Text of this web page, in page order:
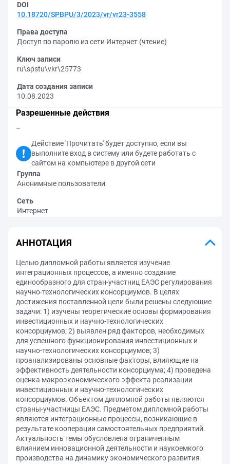
DOI
10.18720/SPBPU/3/2023/vr/vr23-3558
Права доступа
Доступ по паролю из сети Интернет (чтение)
Ключ записи
ru\spstu\vkr\25773
Дата создания записи
10.08.2023
Разрешенные действия
–
Действие 'Прочитать' будет доступно, если вы
выполните вход в систему или будете работать с
сайтом на компьютере в другой сети
Группа
Анонимные пользователи
Сеть
Интернет
АННОТАЦИЯ
Целью дипломной работы является изучение
интеграционных процессов, а именно создание
единообразного для стран-участниц ЕАЭС регулирования
научно-технологических консорциумов. В целях
достижения поставленной цели были решены следующие
задачи: 1) изучены теоретические основы формирования
инвестиционных и научно-технологических
консорциумов; 2) выявлен ряд факторов, необходимых
для успешного функционирования инвестиционных и
научно-технологических консорциумов; 3)
проанализированы основные факторы, влияющие на
эффективность деятельности консорциума; 4) проведена
оценка макроэкономического эффекта реализации
инвестиционных и научно-технологических
консорциумов. Объектом дипломной работы являются
страны-участницы ЕАЭС. Предметом дипломной работы
являются интеграционные процессы, возникающие в
результате кооперации самостоятельных предприятий.
Актуальность темы обусловлена ограниченным
влиянием инновационной деятельности и наукоемкого
производства на динамику экономического развития